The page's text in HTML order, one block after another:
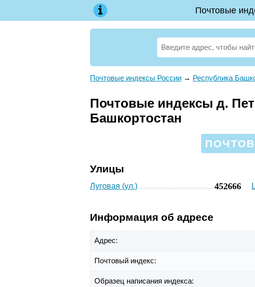
Почтовые
Почтовые индексы России → Республика
Почтовые индексы д.
Башкортостан
Улицы
Луговая (ул.) 452666
Информация об адресе
Адрес:
Почтовый индекс:
Образец написания индекса: